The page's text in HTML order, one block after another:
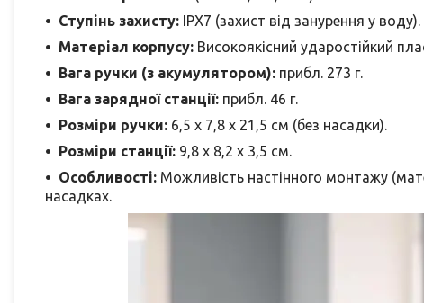
Ступінь захисту: IPX7 (захист від занурення у воду).
Матеріал корпусу: Високоякісний ударостійкий
Вага ручки (з акумулятором): прибл. 273 г.
Вага зарядної станції: прибл. 46 г.
Розміри ручки: 6,5 x 7,8 x 21,5 см (без насадки).
Розміри станції: 9,8 x 8,2 x 3,5 см.
Особливості: Можливість настінного монтажу
насадках.